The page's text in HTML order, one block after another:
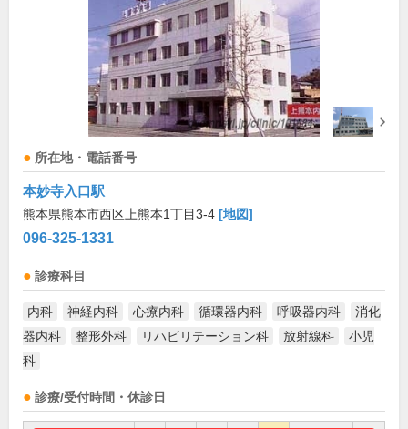
所在地・電話番号
本妙寺入口駅
熊本県熊本市西区上熊本1丁目3-4 [地図]
096-325-1331
診療科目
内科 神経内科 心療内科 循環器内科 呼吸器内科
消化
器内科
整形外科 リハビリテーション科 放射線科
小児
科
診療/受付時間・休診日